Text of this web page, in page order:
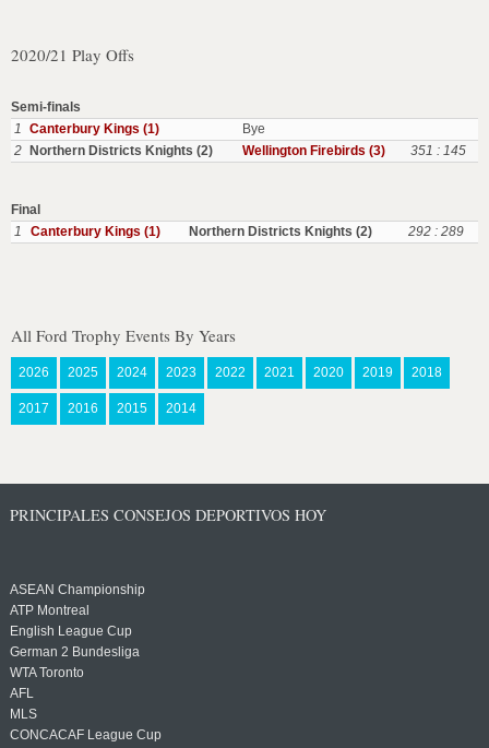
2020/21 Play Offs
Semi-finals
1 Canterbury Kings (1)
Bye
2
Northern Districts Knights (2) Wellington Firebirds (3) 351 : 145
Final
1
Canterbury Kings (1) Northern Districts Knights (2) 292 : 289
All Ford Trophy Events By Years
2026 2025 2024 2023 2022 2021 2020 2019 2018
2017 2016 2015 2014
PRINCIPALES CONSEJOS DEPORTIVOS HOY
ASEAN Championship
ATP Montreal
English League Cup
German 2 Bundesliga
WTA Toronto
AFL
MLS
CONCACAF League Cup